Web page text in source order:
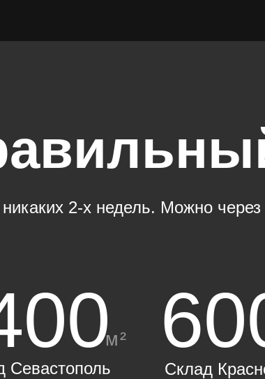
2-х недель. Можно через
Севастополь Склад
м²